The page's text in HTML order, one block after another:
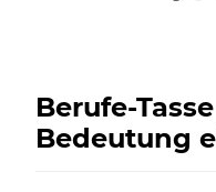
Berufe-
Bedeutung